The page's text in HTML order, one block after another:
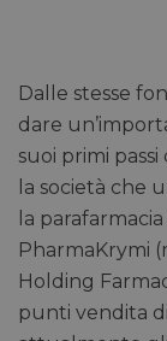
Dalle stesse
dare
suoi primi
la società che
la
PharmaKrymi
Holding
punti vendita